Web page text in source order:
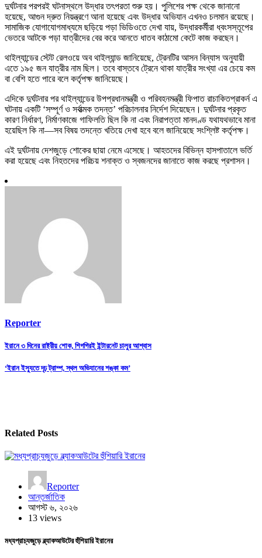
দুর্ঘটনার পরপরই ঘটনাস্থলে উদ্ধার তৎপরতা শুরু হয়। পুলিশের পক্ষ থেকে জানানো
হয়েছে, আগুন দ্রুত নিয়ন্ত্রণে আনা হয়েছে এবং উদ্ধার অভিযান এখনও চলমান রয়েছে।
সামাজিক যোগাযোগমাধ্যমে ছড়িয়ে পড়া ভিডিওতে দেখা যায়, উদ্ধারকর্মীরা ধ্বংসস্তূপের
ভেতরে আটকে পড়া যাত্রীদের বের করে আনতে ধাতব কাঠামো কেটে কাজ করছেন।
থাইল্যান্ডেরস্টেট রেলওয়ে অব থাইল্যান্ড জানিয়েছে, ট্রেনটির আসন বিন্যাস অনুযায়ী
এতে ১৯৫ জন যাত্রীর নাম ছিল। তবে বাস্তবে ট্রেনে থাকা যাত্রীর সংখ্যা এর চেয়ে কম
বা বেশি হতে পারে বলে কর্তৃপক্ষ জানিয়েছে।
এদিকে দুর্ঘটনার পর থাইল্যান্ডের উপপ্রধানমন্ত্রী ও পরিবহনমন্ত্রী ফিপাত রাচাকিতপ্রাকর্নএ
ঘটনায় একটি ‘সম্পূর্ণ ও সর্বাত্মক তদন্ত’ পরিচালনার নির্দেশ দিয়েছেন। দুর্ঘটনার প্রকৃত
কারণ নির্ধারণ, নির্মাণকাজে গাফিলতি ছিল কি না এবং নিরাপত্তা মানদণ্ড যথাযথভাবে মানা
হয়েছিল কি না—সব বিষয় তদন্তে খতিয়ে দেখা হবে বলে জানিয়েছে সংশ্লিষ্ট কর্তৃপক্ষ।
এই দুর্ঘটনায় দেশজুড়ে শোকের ছায়া নেমে এসেছে। আহতদের বিভিন্ন হাসপাতালে ভর্তি
করা হয়েছে এবং নিহতদের পরিচয় শনাক্ত ও স্বজনদের জানাতে কাজ করছে প্রশাসন।
Reporter
Post
navigation
ইরানে ৩ দিনের রাষ্ট্রীয় শোক, শিগগিরই ইন্টারনেট চালুর আশ্বাস
‘ইরান ইস্যুতে দৃঢ় ট্রাম্প, স্থল অভিযানের শঙ্কা কম’
Related Posts
Reporter
আন্তর্জাতিক
আগস্ট ৬, ২০২৬
13 views
মধ্যপ্রাচ্যজুড়ে ব্ল্যাকআউটের হুঁশিয়ারি ইরানের